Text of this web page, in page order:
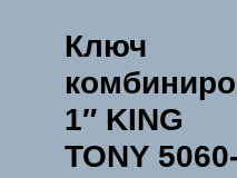
Ключ
1″ KING
TONY